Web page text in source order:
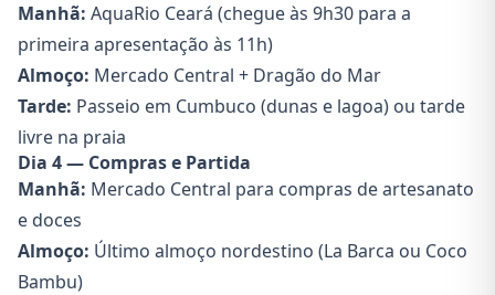
Manhã: AquaRio Ceará (chegue às 9h30 para a
primeira apresentação às 11h)
Almoço: Mercado Central + Dragão do Mar
Tarde: Passeio em Cumbuco (dunas e lagoa) ou tarde
livre na praia
Dia 4 — Compras e Partida
Manhã: Mercado Central para compras de artesanato
e doces
Almoço: Último almoço nordestino (La Barca ou Coco
Bambu)